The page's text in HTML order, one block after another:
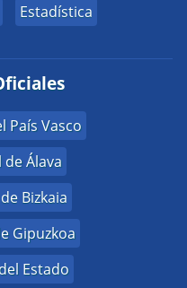
Estadística
País Vasco
de Álava
Bizkaia
Gipuzkoa
Estado